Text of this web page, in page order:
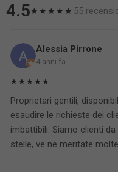
4.5★★★★★ 55
Alessia Pirrone
4 anni fa
★★★★★
Proprietari gentili,
esaudire le richieste dei
imbattibili. Siamo clienti
stelle, ve ne meritate